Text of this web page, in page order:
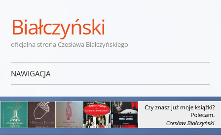
Białczyński
oficjalna strona Czesława Białczyńskiego
NAWIGACJA